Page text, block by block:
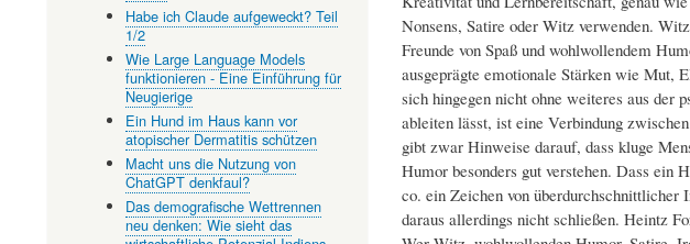
Nonsens, Satire oder Witz verwenden.
Freunde von Spaß und wohlwollendem
ausgeprägte emotionale Stärken wie Mut,
sich hingegen nicht ohne weiteres aus der
ableiten lässt, ist eine Verbindung
gibt zwar Hinweise darauf, dass kluge
Humor besonders gut verstehen. Dass ein
co. ein Zeichen von überdurchschnittlicher
daraus allerdings nicht schließen. Heintz
Habe ich Claude aufgeweckt? Teil
1/2
Wie Large Language Models
funktionieren - Eine Einführung für
Neugierige
Ein Hund im Haus kann vor
atopischer Dermatitis schützen
Macht uns die Nutzung von
ChatGPT denkfaul?
Das demografische Wettrennen
neu denken: Wie sieht das